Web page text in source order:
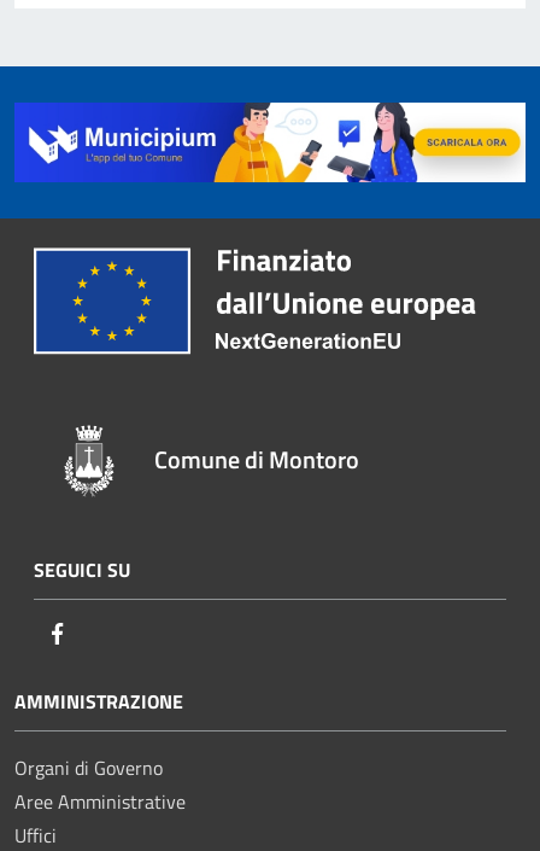
Comune di Montoro
SEGUICI SU
AMMINISTRAZIONE
Organi di Governo
Aree Amministrative
Uffici